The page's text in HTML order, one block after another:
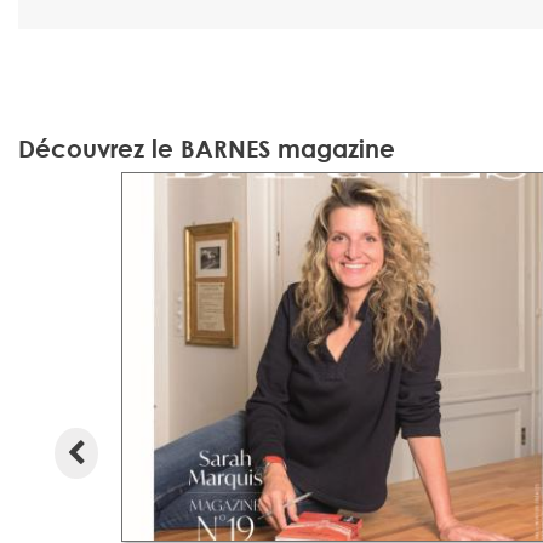
Découvrez le BARNES magazine